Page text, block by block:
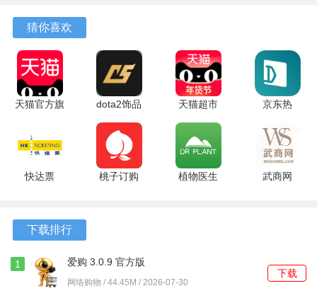
软件亮点
1、集成搜索引擎，能挖掘电商页面不显示的内部大额券，有
效消除购物时的信息差。
p>2、依托实时抓取技术，确保每日有大量新的优惠券信息上
线，紧跟各类促销活动。
3、领券后可直接跳转至对应的官方电商平台完成支付，流程
简化且保障了资金安全。
1、涵盖服饰、美妆、居家、零食、数码等全品类商品，满足
2、精选当日性价比极高的限时秒杀单品，配合大额优惠券，
猜你喜欢
天猫官方旗
15.85.0 官
方版
dota2饰品
交易 4.15.0
安卓版
天猫超市
15.85.0 官
方版
京东热
机版
快达票
桃子订购
植物医生
武商网
下载排行
1 爱购 3.0.9 官方版
网络购物 / 44.45M / 2026-07-30
下载